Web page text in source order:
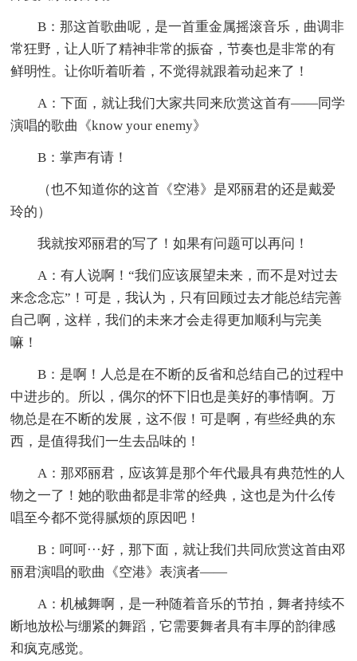
B：那这首歌曲呢，是一首重金属摇滚音乐，曲调非
常狂野，让人听了精神非常的振奋，节奏也是非常的有
鲜明性。让你听着听着，不觉得就跟着动起来了！
A：下面，就让我们大家共同来欣赏这首有——同学
演唱的歌曲《know your enemy》
B：掌声有请！
（也不知道你的这首《空港》是邓丽君的还是戴爱
玲的）
我就按邓丽君的写了！如果有问题可以再问！
A：有人说啊！“我们应该展望未来，而不是对过去
来念念忘”！可是，我认为，只有回顾过去才能总结完善
自己啊，这样，我们的未来才会走得更加顺利与完美
嘛！
B：是啊！人总是在不断的反省和总结自己的过程中
中进步的。所以，偶尔的怀下旧也是美好的事情啊。万
物总是在不断的发展，这不假！可是啊，有些经典的东
西，是值得我们一生去品味的！
A：那邓丽君，应该算是那个年代最具有典范性的人
物之一了！她的歌曲都是非常的经典，这也是为什么传
唱至今都不觉得腻烦的原因吧！
B：呵呵···好，那下面，就让我们共同欣赏这首由邓
丽君演唱的歌曲《空港》表演者——
A：机械舞啊，是一种随着音乐的节拍，舞者持续不
断地放松与绷紧的舞蹈，它需要舞者具有丰厚的韵律感
和疯克感觉。